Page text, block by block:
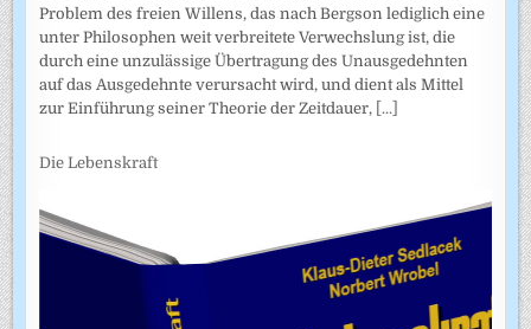
Problem des freien Willens, das nach Bergson lediglich eine
unter Philosophen weit verbreitete Verwechslung ist, die
durch eine unzulässige Übertragung des Unausgedehnten
auf das Ausgedehnte verursacht wird, und dient als Mittel
zur Einführung seiner Theorie der Zeitdauer, [...]
Die Lebenskraft